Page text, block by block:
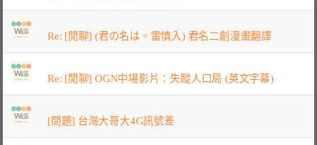
Re: [閒聊] (君の名は。雷慎入) 君名二創漫畫翻譯
Re: [閒聊] OGN中場影片：失蹤人口局 (英文字幕)
[問題] 台灣大哥大4G訊號差